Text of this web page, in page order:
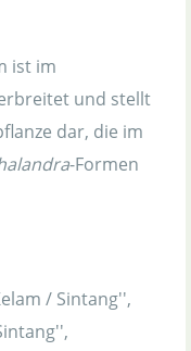
ist im
und stellt
dar, die im
-Formen
/ Sintang'',